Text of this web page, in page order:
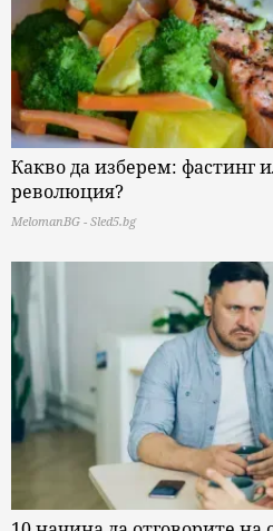
Какво да изберем: фастинг
революция?
MelomanBG - Sled5.bg